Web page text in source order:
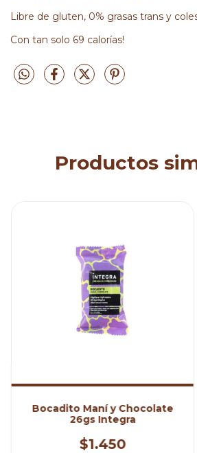
Libre de gluten, 0% grasas trans y
Con tan solo 69 calorías!
Productos
Bocadito Maní y Chocolate
26gs Integra
$1.450